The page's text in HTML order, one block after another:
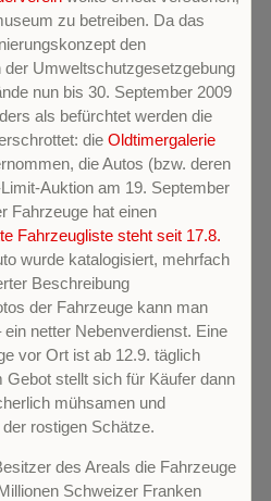
zu betreiben. Da das
den
Umweltschutzgesetzgebung
nun bis 30. September 2009
als befürchtet werden die
die Oldtimergalerie
die Autos (bzw. deren
Auktion am 19. September
Fahrzeuge hat einen
Fahrzeugliste steht seit 17.8.
wurde katalogisiert, mehrfach
Beschreibung
der Fahrzeuge kann man
netter Nebenverdienst. Eine
vor Ort ist ab 12.9. täglich
Gebot stellt sich für Käufer dann
mühsamen und
rostigen Schätze.
des Areals die Fahrzeuge
Schweizer Franken